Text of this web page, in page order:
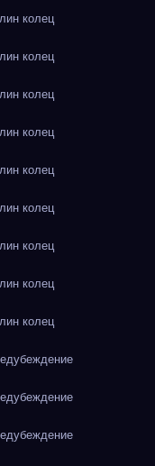
колец
колец
колец
колец
колец
колец
колец
колец
колец